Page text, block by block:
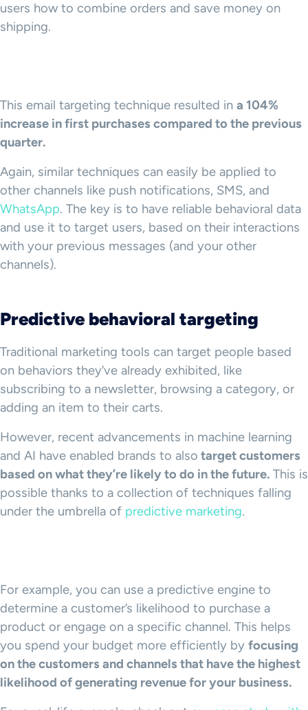
users how to combine orders and save money on
shipping.
This email targeting technique resulted in a 104%
increase in first purchases compared to the previous
quarter.
Again, similar techniques can easily be applied to
other channels like push notifications, SMS, and
WhatsApp. The key is to have reliable behavioral data
and use it to target users, based on their interactions
with your previous messages (and your other
channels).
Predictive behavioral targeting
Traditional marketing tools can target people based
on behaviors they’ve already exhibited, like
subscribing to a newsletter, browsing a category, or
adding an item to their carts.
However, recent advancements in machine learning
and AI have enabled brands to also target customers
based on what they’re likely to do in the future. This is
possible thanks to a collection of techniques falling
under the umbrella of predictive marketing.
For example, you can use a predictive engine to
determine a customer’s likelihood to purchase a
product or engage on a specific channel. This helps
you spend your budget more efficiently by focusing
on the customers and channels that have the highest
likelihood of generating revenue for your business.